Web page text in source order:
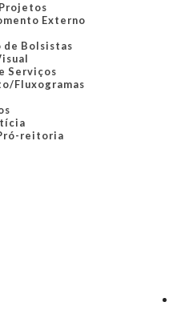
Externo
Bolsistas
Serviços
Fluxogramas
reitoria